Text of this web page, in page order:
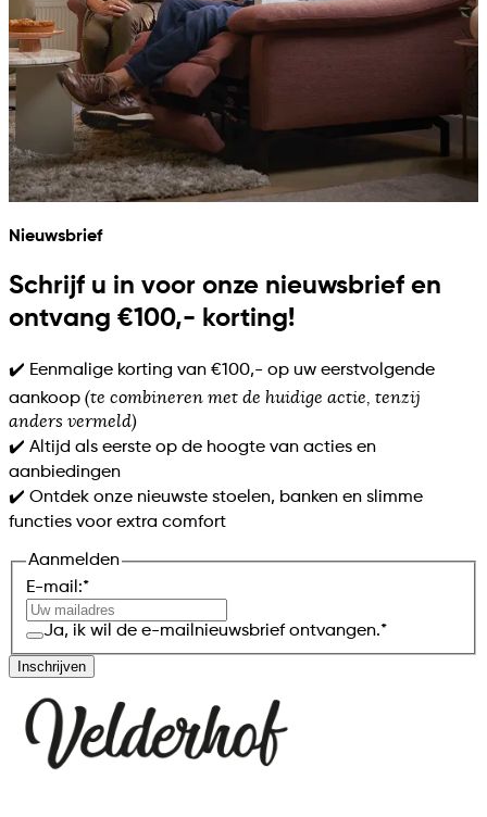
Nieuwsbrief
Schrijf u in voor onze nieuwsbrief en
ontvang €100,- korting!
✔️ Eenmalige korting van €100,- op uw eerstvolgende
aankoop (te combineren met de huidige actie, tenzij
anders vermeld)
✔️ Altijd als eerste op de hoogte van acties en
aanbiedingen
✔️ Ontdek onze nieuwste stoelen, banken en slimme
functies voor extra comfort
Aanmelden
E-mail:*
Ja, ik wil de e-mailnieuwsbrief ontvangen.*
Inschrijven